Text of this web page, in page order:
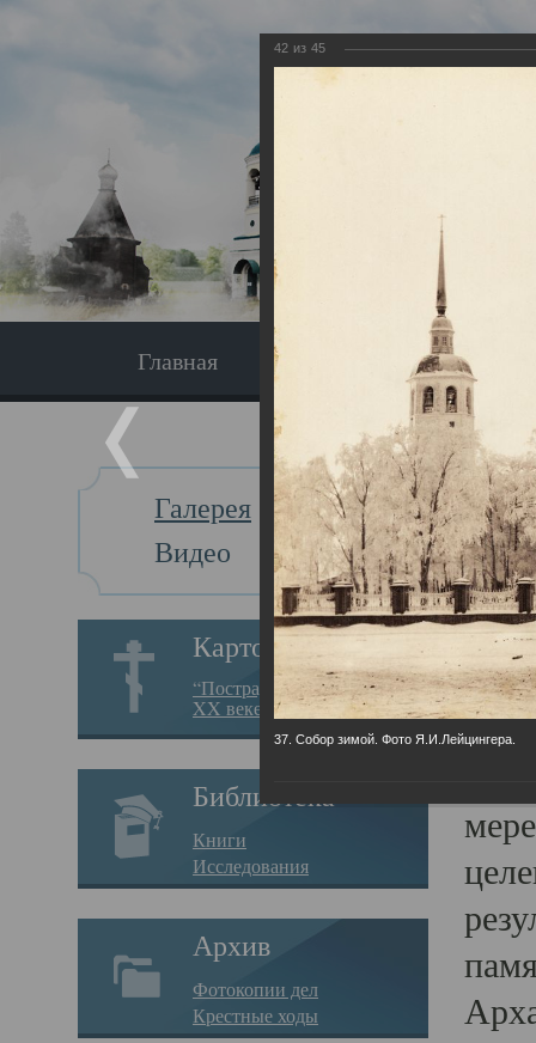
Главная Экскурсия
Галерея
Видео
Картотека
“Пострадавшие за веру в
XX веке на Севере”
Библиотека
Книги
Исследования
Архив
Фотокопии дел
Крестные ходы
Главная
42 из 45
37. Собор зимой. Фото Я.И.Лейцингера.